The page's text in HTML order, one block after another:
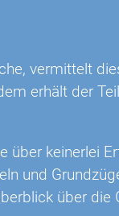
vermittelt
erhält der
keinerlei
und
über